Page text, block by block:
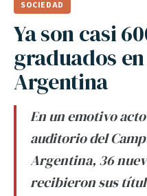
SOCIEDAD
Ya son casi
graduados
Argentina
En un emotivo
auditorio del
Argentina, 36
recibieron sus